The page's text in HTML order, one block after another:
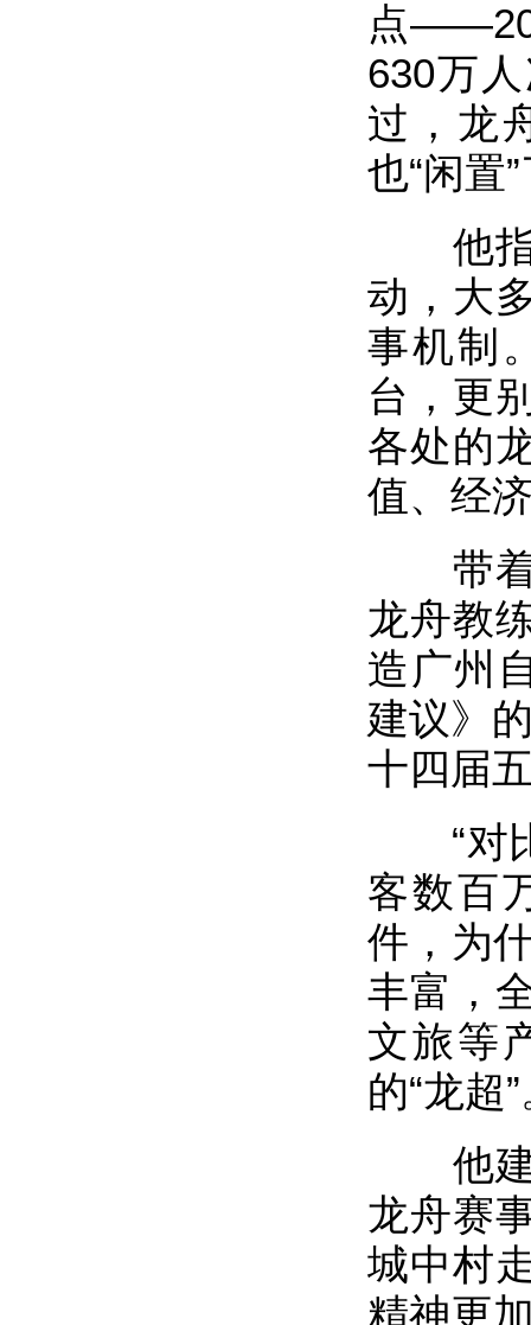
点
630万
过，龙
也“闲置
他指
动，大
事机制
台，更
各处的
值、经
带着
龙舟教
造广州
建议》
十四届
“对比
客数百
件，为
丰富，
文旅等
的“龙超
他建
龙舟赛
城中村
精神更